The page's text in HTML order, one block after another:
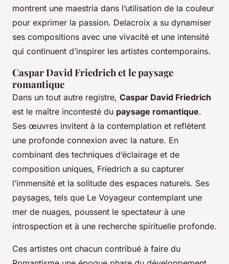
montrent une maestria dans l’utilisation de la couleur
pour exprimer la passion. Delacroix a su dynamiser
ses compositions avec une vivacité et une intensité
qui continuent d’inspirer les artistes contemporains.
Caspar David Friedrich et le paysage
romantique
Dans un tout autre registre, Caspar David Friedrich
est le maître incontesté du paysage romantique.
Ses œuvres invitent à la contemplation et reflètent
une profonde connexion avec la nature. En
combinant des techniques d’éclairage et de
composition uniques, Friedrich a su capturer
l’immensité et la solitude des espaces naturels. Ses
paysages, tels que Le Voyageur contemplant une
mer de nuages, poussent le spectateur à une
introspection et à une recherche spirituelle profonde.
Ces artistes ont chacun contribué à faire du